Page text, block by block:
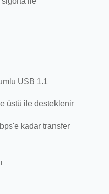
USB 1.1
üstü ile desteklenir
kadar transfer